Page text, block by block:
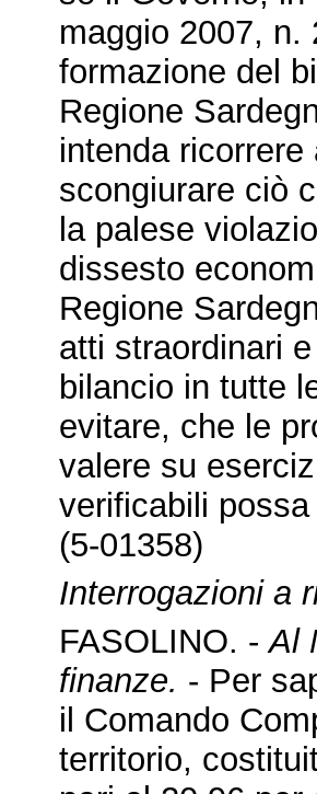
maggio 2007, n.
formazione del
Regione
intenda
scongiurare ciò
la palese
dissesto
Regione
atti straordinari
bilancio in tutte
evitare, che le
valere su
verificabili
(5-01358)
Interrogazioni a
FASOLINO. -Al
finanze. - Per
il Comando
territorio,